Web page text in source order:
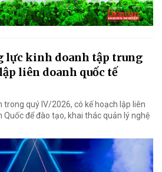
lực kinh doanh tập trung
liên doanh quốc tế
trong quý IV/2026, có kế hoạch lập liên
để đào tạo, khai thác quản lý nghệ